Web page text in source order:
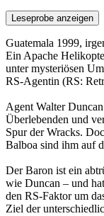
Leseprobe anzeigen
Guatemala 1999,
Ein Apache
unter mysteriösen
RS-Agentin (RS:
Agent Walter
Überlebenden und
Spur der Wracks.
Balboa sind ihm auf
Der Baron ist ein
wie Duncan – und
den RS-Faktor um
Ziel der